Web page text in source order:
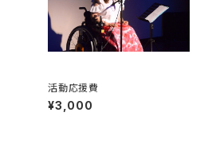
活動応援費
¥3,000